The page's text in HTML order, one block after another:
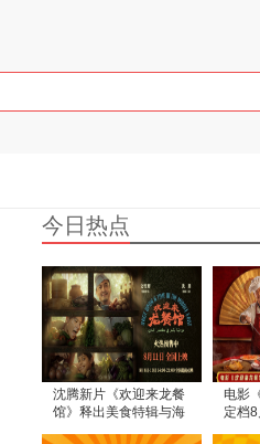
今日热点
沈腾新片《欢迎来龙餐
馆》释出美食特辑与海
电影
定档